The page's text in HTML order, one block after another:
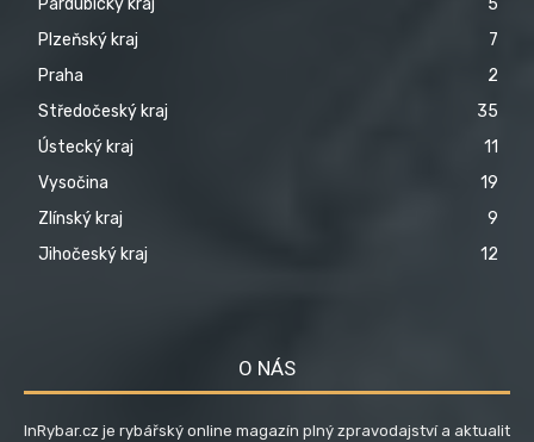
Pardubický kraj
5
Plzeňský kraj
7
Praha
2
Středočeský kraj
35
Ústecký kraj
11
Vysočina
19
Zlínský kraj
9
Jihočeský kraj
12
O NÁS
InRybar.cz je rybářský online magazín plný zpravodajství a aktualit